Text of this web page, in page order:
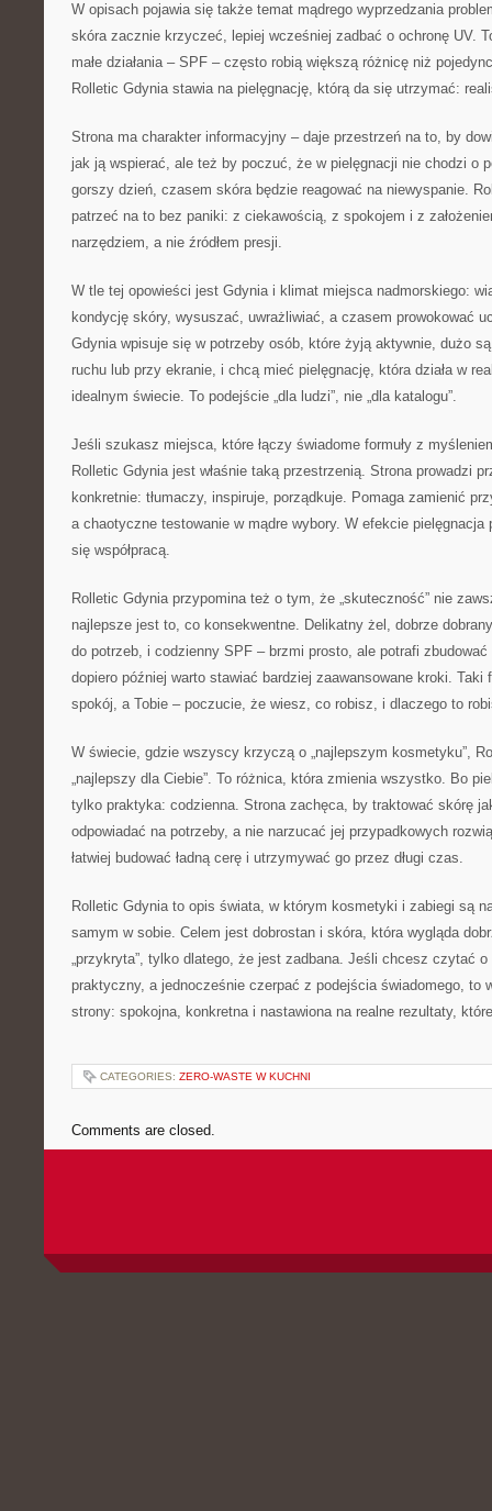
W opisach pojawia się także temat mądrego wyprzedzania
skóra zacznie krzyczeć, lepiej wcześniej zadbać o ochronę UV.
małe działania – SPF – często robią większą różnicę niż
Rolletic Gdynia stawia na pielęgnację, którą da się utrzymać:
Strona ma charakter informacyjny – daje przestrzeń na to, by
jak ją wspierać, ale też by poczuć, że w pielęgnacji nie chodzi o
gorszy dzień, czasem skóra będzie reagować na niewyspanie.
patrzeć na to bez paniki: z ciekawością, z spokojem i z
narzędziem, a nie źródłem presji.
W tle tej opowieści jest Gdynia i klimat miejsca nadmorskiego:
kondycję skóry, wysuszać, uwrażliwiać, a czasem prowokować
Gdynia wpisuje się w potrzeby osób, które żyją aktywnie, dużo
ruchu lub przy ekranie, i chcą mieć pielęgnację, która działa w
idealnym świecie. To podejście „dla ludzi”, nie „dla katalogu”.
Jeśli szukasz miejsca, które łączy świadome formuły z
Rolletic Gdynia jest właśnie taką przestrzenią. Strona prowadzi
konkretnie: tłumaczy, inspiruje, porządkuje. Pomaga zamienić
a chaotyczne testowanie w mądre wybory. W efekcie
się współpracą.
Rolletic Gdynia przypomina też o tym, że „skuteczność” nie
najlepsze jest to, co konsekwentne. Delikatny żel, dobrze
do potrzeb, i codzienny SPF – brzmi prosto, ale potrafi
dopiero później warto stawiać bardziej zaawansowane kroki. Taki
spokój, a Tobie – poczucie, że wiesz, co robisz, i dlaczego to
W świecie, gdzie wszyscy krzyczą o „najlepszym kosmetyku”,
„najlepszy dla Ciebie”. To różnica, która zmienia wszystko. Bo
tylko praktyka: codzienna. Strona zachęca, by traktować skórę
odpowiadać na potrzeby, a nie narzucać jej przypadkowych
łatwiej budować ładną cerę i utrzymywać go przez długi czas.
Rolletic Gdynia to opis świata, w którym kosmetyki i zabiegi są
samym w sobie. Celem jest dobrostan i skóra, która wygląda
„przykryta”, tylko dlatego, że jest zadbana. Jeśli chcesz czytać
praktyczny, a jednocześnie czerpać z podejścia świadomego, to
strony: spokojna, konkretna i nastawiona na realne rezultaty,
CATEGORIES: ZERO-WASTE W KUCHNI
Comments are closed.